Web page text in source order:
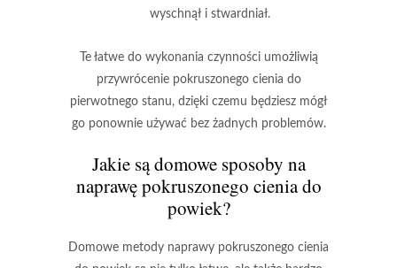
wyschnął i stwardniał.
Te łatwe do wykonania czynności umożliwią
przywrócenie pokruszonego cienia do
pierwotnego stanu, dzięki czemu będziesz mógł
go ponownie używać bez żadnych problemów.
Jakie są domowe sposoby na
naprawę pokruszonego cienia do
powiek?
Domowe metody naprawy pokruszonego cienia